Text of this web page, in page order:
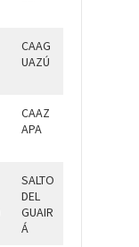
CAAG
UAZÚ
CAAZ
APA
SALTO
DEL
GUAIR
Á